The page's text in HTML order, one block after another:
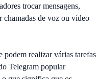
trocar mensagens,
de voz ou vídeo
podem realizar várias tarefas
Telegram popular